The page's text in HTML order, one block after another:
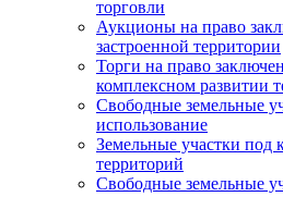
торговли
Аукционы на право
застроенной территории
Торги на право
комплексном развитии
Свободные земельные
использование
Земельные участки под
территорий
Свободные земельные